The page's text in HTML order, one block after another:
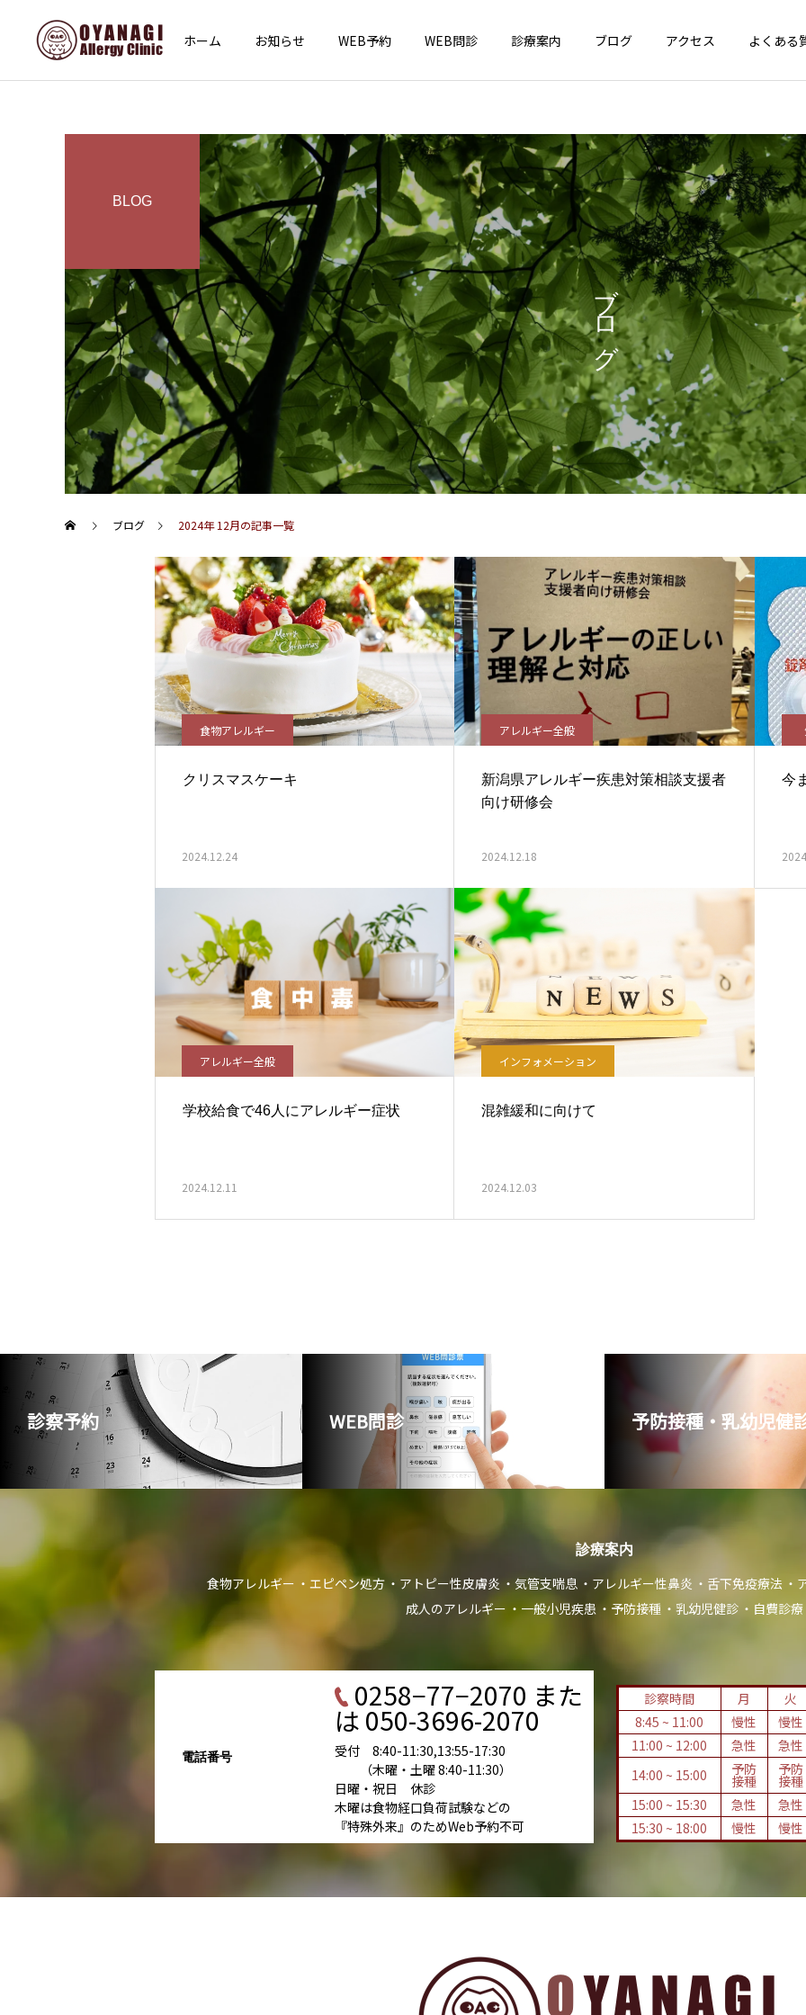
ホーム お知らせ WEB予約 WEB問診 診療案内 ブログ アクセス よくある
あけましておめでとうござ
その他
子宮頸がん予防接種（HPV
ワクチン）を開始します
インフォメーション
4周年！
一般小児疾患
はしか（麻疹）が全国で急
増中！ お子さんのワクチン
接種、確認しましょう！
ブログ
BLOG
ブログ 2024年 12月の記事一覧
食物アレルギー
クリスマスケーキ
2024.12.24
アレルギー全般
新潟県アレルギー疾患対策相談支援者
向け研修会
2024.12.18
今
アレルギー全般
学校給食で46人にアレルギー症状
2024.12.11
インフォメーション
混雑緩和に向けて
2024.12.03
診察予約 WEB問診 予防接種・乳幼児健
診療案内
食物アレルギー エピペン処方 アトピー性皮膚炎 気管支喘息 アレルギー性鼻炎 舌下免疫療法
成人のアレルギー
一般小児疾患 予防接種 乳幼児健診 自費診療
電話番号
0258−77−2070 また
は 050-3696-2070
受付 8:40-11:30,13:55-17:30
（木曜・土曜 8:40-11:30）
日曜・祝日 休診
木曜は食物経口負荷試験などの
『特殊外来』のためWeb予約不可
診察時間 月 火
8:45 ~ 11:00
慢性 慢性
11:00 ~ 12:00
急性 急性
14:00 ~ 15:00
予防
接種
予防
接種
15:00 ~ 15:30
急性 急性
15:30 ~ 18:00
慢性 慢性